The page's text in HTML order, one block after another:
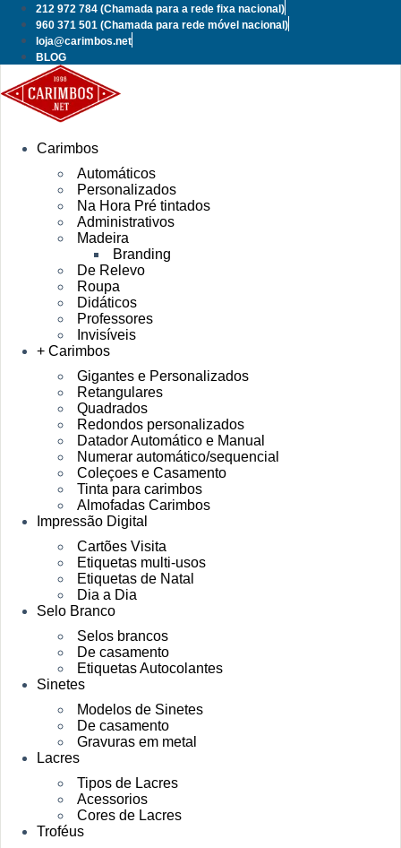
Pular
para
conteúdo
212 972 784 (Chamada para a rede fixa nacional)
960 371 501 (Chamada para rede móvel nacional)
loja@carimbos.net
BLOG
Carimbos
Automáticos
Personalizados
Na Hora Pré tintados
Administrativos
Madeira
Branding
De Relevo
Roupa
Didáticos
Professores
Invisíveis
+ Carimbos
Gigantes e Personalizados
Retangulares
Quadrados
Redondos personalizados
Datador Automático e Manual
Numerar automático/sequencial
Coleçoes e Casamento
Tinta para carimbos
Almofadas Carimbos
Impressão Digital
Cartões Visita
Etiquetas multi-usos
Etiquetas de Natal
Dia a Dia
Selo Branco
Selos brancos
De casamento
Etiquetas Autocolantes
Sinetes
Modelos de Sinetes
De casamento
Gravuras em metal
Lacres
Tipos de Lacres
Acessorios
Cores de Lacres
Troféus